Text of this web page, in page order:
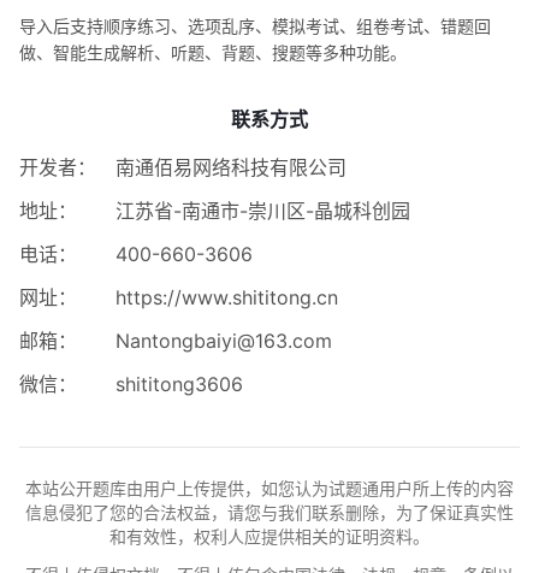
导入后支持顺序练习、选项乱序、模拟考试、组卷考试、错题回
做、智能生成解析、听题、背题、搜题等多种功能。
联系方式
开发者：
南通佰易网络科技有限公司
地址：
江苏省-南通市-崇川区-晶城科创园
电话：
400-660-3606
网址：
https://www.shititong.cn
邮箱：
Nantongbaiyi@163.com
微信：
shititong3606
本站公开题库由用户上传提供，如您认为试题通用户所上传的内容
信息侵犯了您的合法权益，请您与我们联系删除，为了保证真实性
和有效性，权利人应提供相关的证明资料。